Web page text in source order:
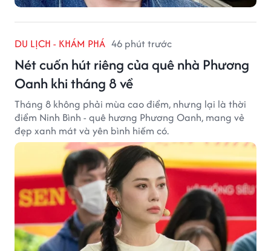
DU LỊCH - KHÁM PHÁ 46 phút trước
Nét cuốn hút riêng của quê nhà Phương
Oanh khi tháng 8 về
Tháng 8 không phải mùa cao điểm, nhưng lại là thời
điểm Ninh Bình - quê hương Phương Oanh, mang vẻ
đẹp xanh mát và yên bình hiếm có.